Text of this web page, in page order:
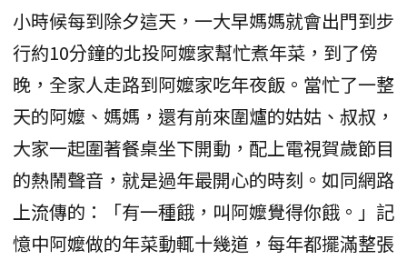
小時候每到除夕這天，一大早媽媽就會出門到步
行約10分鐘的北投阿嬤家幫忙煮年菜，到了傍
晚，全家人走路到阿嬤家吃年夜飯。當忙了一整
天的阿嬤、媽媽，還有前來圍爐的姑姑、叔叔，
大家一起圍著餐桌坐下開動，配上電視賀歲節目
的熱鬧聲音，就是過年最開心的時刻。如同網路
上流傳的：「有一種餓，叫阿嬤覺得你餓。」記
憶中阿嬤做的年菜動輒十幾道，每年都擺滿整張